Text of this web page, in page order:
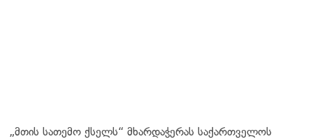
„მთის სათემო ქსელს“ მხარდაჭერას საქართველოს